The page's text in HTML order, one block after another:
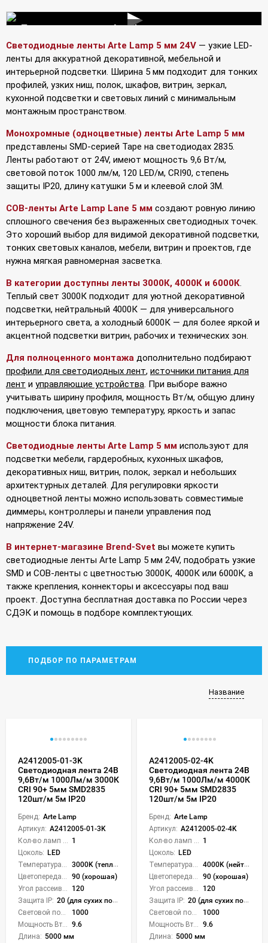
Подключение лент Arte Lamp
▶
Светодиодные ленты Arte Lamp 5 мм 24V — узкие LED-
ленты для аккуратной декоративной, мебельной и
интерьерной подсветки. Ширина 5 мм подходит для тонких
профилей, узких ниш, полок, шкафов, витрин, зеркал,
кухонной подсветки и световых линий с минимальным
монтажным пространством.
Монохромные (одноцветные) ленты Arte Lamp 5 мм
представлены SMD-серией Tape на светодиодах 2835.
Ленты работают от 24V, имеют мощность 9,6 Вт/м,
световой поток 1000 лм/м, 120 LED/м, CRI90, степень
защиты IP20, длину катушки 5 м и клеевой слой 3M.
COB-ленты Arte Lamp Lane 5 мм создают ровную линию
сплошного свечения без выраженных светодиодных точек.
Это хороший выбор для видимой декоративной подсветки,
тонких световых каналов, мебели, витрин и проектов, где
нужна мягкая равномерная засветка.
В категории доступны ленты 3000К, 4000К и 6000К.
Теплый свет 3000К подходит для уютной декоративной
подсветки, нейтральный 4000К — для универсального
интерьерного света, а холодный 6000К — для более яркой и
акцентной подсветки витрин, рабочих и технических зон.
Для полноценного монтажа дополнительно подбирают
профили для светодиодных лент, источники питания для
лент и управляющие устройства. При выборе важно
учитывать ширину профиля, мощность Вт/м, общую длину
подключения, цветовую температуру, яркость и запас
мощности блока питания.
Светодиодные ленты Arte Lamp 5 мм используют для
подсветки мебели, гардеробных, кухонных шкафов,
декоративных ниш, витрин, полок, зеркал и небольших
архитектурных деталей. Для регулировки яркости
одноцветной ленты можно использовать совместимые
диммеры, контроллеры и панели управления под
напряжение 24V.
В интернет-магазине Brend-Svet вы можете купить
светодиодные ленты Arte Lamp 5 мм 24V, подобрать узкие
SMD и COB-ленты с цветностью 3000К, 4000К или 6000К, а
также крепления, коннекторы и аксессуары под ваш
проект. Доступна бесплатная доставка по России через
СДЭК и помощь в подборе комплектующих.
ПОДБОР ПО ПАРАМЕТРАМ
Название
A2412005-01-3K
Светодиодная лента 24В
9,6Вт/м 1000Лм/м 3000К
CRI 90+ 5мм SMD2835
120шт/м 5м IP20
Бренд: Arte Lamp
Артикул: A2412005-01-3K
1
Цоколь: LED
3000K (теплый)
90 (хорошая)
120
Защита IP: 20 (для сухих пом.)
1000
9.6
Длина: 5000 мм
A2412005-02-4K
Светодиодная лента 24В
9,6Вт/м 1000Лм/м 4000К
CRI 90+ 5мм SMD2835
120шт/м 5м IP20
Бренд: Arte Lamp
Артикул: A2412005-02-4K
1
Цоколь: LED
4000K (нейтральный)
90 (хорошая)
120
Защита IP: 20 (для сухих пом.)
1000
9.6
Длина: 5000 мм